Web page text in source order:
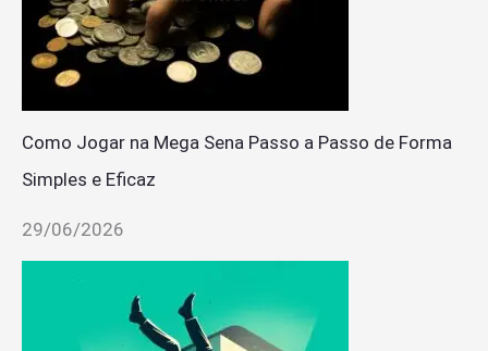
Como Jogar na Mega Sena Passo a Passo de Forma
Simples e Eficaz
29/06/2026